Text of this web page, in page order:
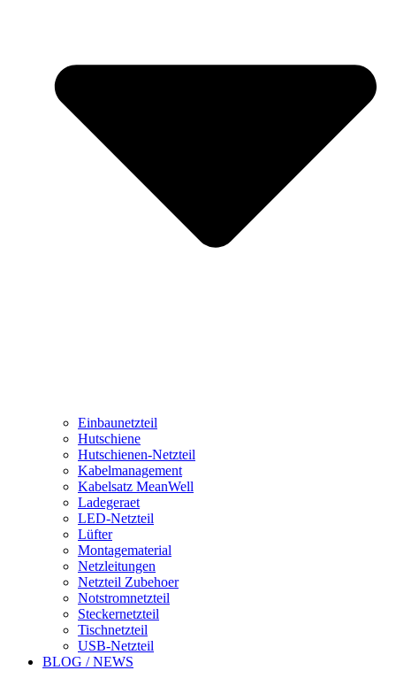
Einbaunetzteil
Hutschiene
Hutschienen-Netzteil
Kabelmanagement
Kabelsatz MeanWell
Ladegeraet
LED-Netzteil
Lüfter
Montagematerial
Netzleitungen
Netzteil Zubehoer
Notstromnetzteil
Steckernetzteil
Tischnetzteil
USB-Netzteil
BLOG / NEWS